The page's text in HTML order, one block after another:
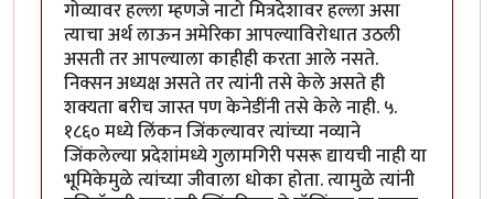
गोव्यावर हल्ला म्हणजे नाटो मित्रदेशावर हल्ला असा
त्याचा अर्थ लाऊन अमेरिका आपल्याविरोधात उठली
असती तर आपल्याला काहीही करता आले नसते.
निक्सन अध्यक्ष असते तर त्यांनी तसे केले असते ही
शक्यता बरीच जास्त पण केनेडींनी तसे केले नाही. ५.
१८६० मध्ये लिंकन जिंकल्यावर त्यांच्या नव्याने
जिंकलेल्या प्रदेशांमध्ये गुलामगिरी पसरू द्यायची नाही या
भूमिकेमुळे त्यांच्या जीवाला धोका होता. त्यामुळे त्यांनी